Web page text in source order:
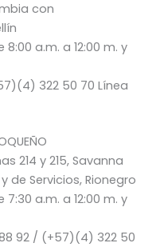
con
a.m. a 12:00 m. y
322 50 70 Línea
214 y 215, Savanna
de Servicios, Rionegro
a.m. a 12:00 m. y
92 / (+57)(4) 322 50